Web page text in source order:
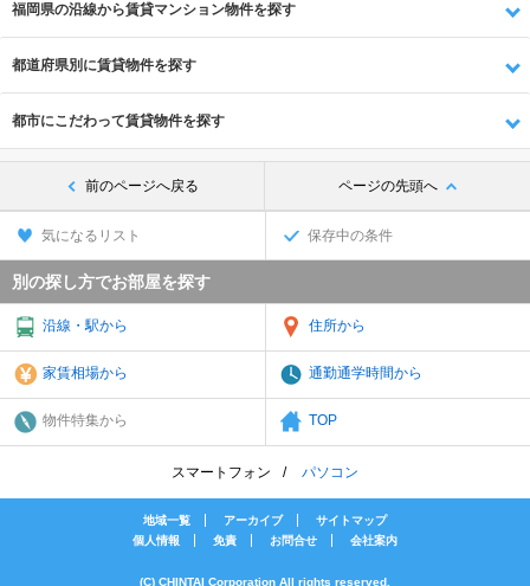
福岡県の沿線から賃貸マンション物件を探す
都道府県別に賃貸物件を探す
都市にこだわって賃貸物件を探す
前のページへ戻る ページの先頭へ
気になるリスト 保存中の条件
別の探し方でお部屋を探す
沿線・駅から 住所から
家賃相場から 通勤通学時間から
物件特集から TOP
スマートフォン パソコン
地域一覧 アーカイブ
サイトマップ
個人情報
免責 お問合せ 会社案内
(C) CHINTAI Corporation All rights reserved.